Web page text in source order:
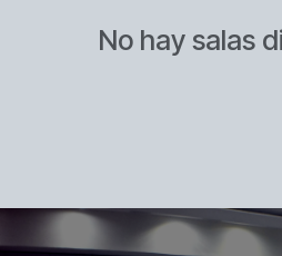
No hay salas